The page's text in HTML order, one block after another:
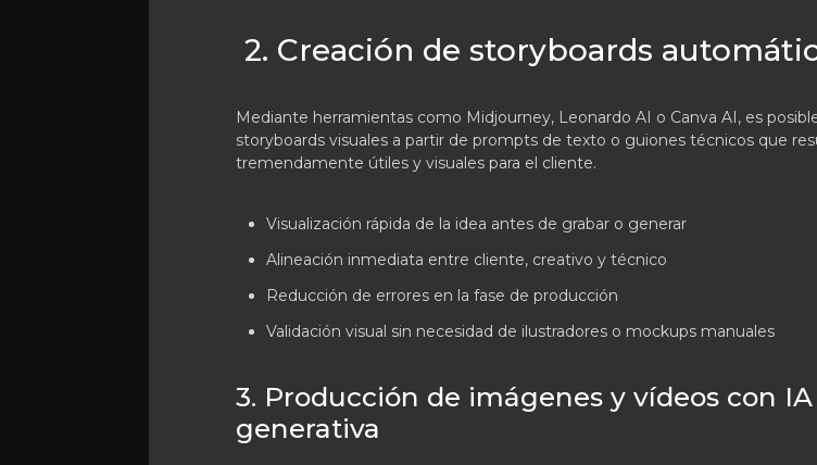
2. Creación de storyboards
Mediante herramientas como Midjourney, Leonardo AI o Canva AI, es
storyboards visuales a partir de prompts de texto o guiones técnicos que
tremendamente útiles y visuales para el cliente.
Visualización rápida de la idea antes de grabar o generar
Alineación inmediata entre cliente, creativo y técnico
Reducción de errores en la fase de producción
Validación visual sin necesidad de ilustradores o mockups manuales
3. Producción de imágenes y vídeos con IA
generativa